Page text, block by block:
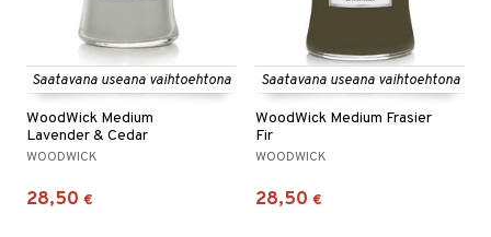
Saatavana useana vaihtoehtona
WoodWick Medium
Lavender & Cedar
WOODWICK
28,50 €
Saatavana useana vaihtoehtona
WoodWick Medium Frasier
Fir
WOODWICK
28,50 €